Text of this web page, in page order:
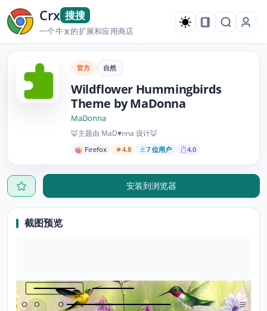
Crx 搜搜
一个牛X的扩展和应用商店
官方 自然
Wildflower Hummingbirds
Theme by MaDonna
MaDonna
🦊主题由 MaD♥nna 设计🦊
Firefox 4.8 7 位用户 4.0
安装到浏览器
截图预览